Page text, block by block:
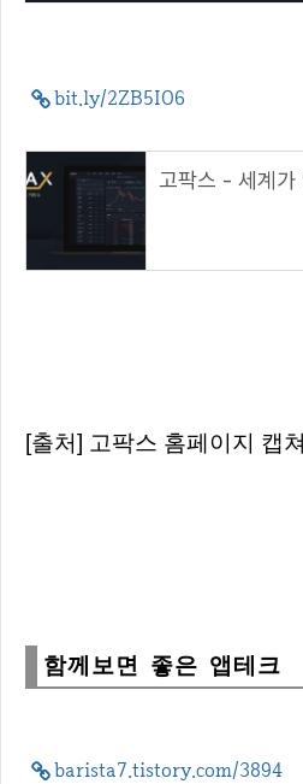
bit.ly/2ZB5IO6
[출처] 고팍스 홈페이지 캡쳐
함께보면 좋은 앱테크
barista7.tistory.com/3894